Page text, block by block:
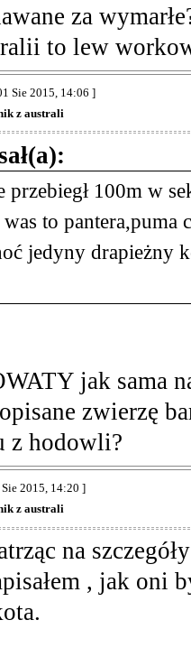
za
to lew
Sie 2015, 14:06 ]
z australi
przebiegł 100m w
to pantera,puma
jedyny drapieżny
jak sama
zwierzę
z hodowli?
Sie 2015, 14:20 ]
z australi
na
, jak oni